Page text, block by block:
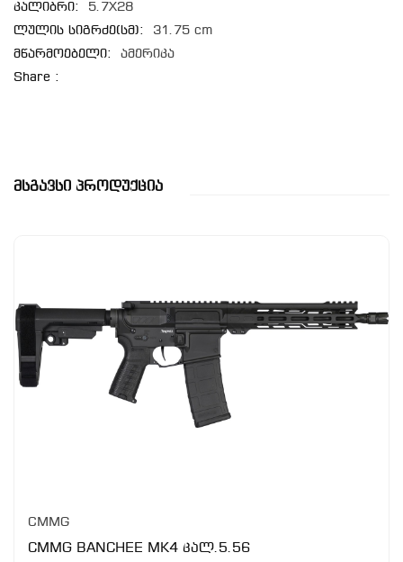
კალიბრი:
5.7X28
ლულის სიგრძე(სმ):
31.75 cm
მწარმოებელი:
ამერიკა
Share :
Მსგავსი Პროდუქცია
CMMG
CMMG BANCHEE MK4 კალ.5.56